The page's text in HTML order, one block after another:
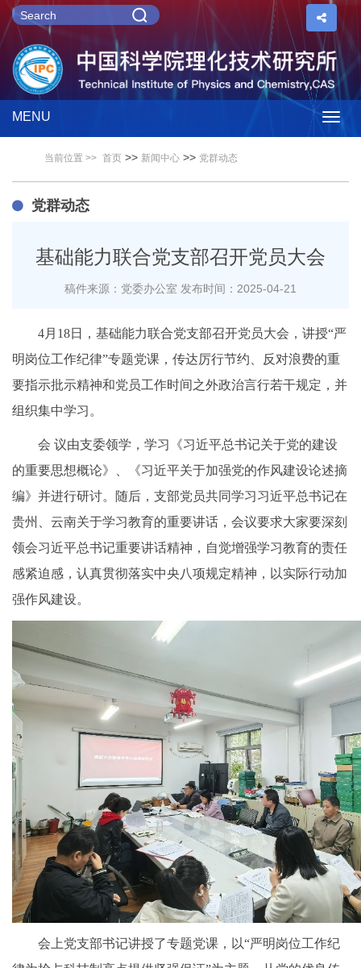
MENU
当前位置 >> 首页 >> 新闻中心 >> 党群动态
党群动态
基础能力联合党支部召开党员大会
稿件来源：党委办公室 发布时间：2025-04-21
4月18日，基础能力联合党支部召开党员大会，讲授“严
明岗位工作纪律”专题党课，传达厉行节约、反对浪费的重
要指示批示精神和党员工作时间之外政治言行若干规定，并
组织集中学习。
会 议由支委领学，学习《习近平总书记关于党的建设
的重要思想概论》、《习近平关于加强党的作风建设论述摘
编》并进行研讨。随后，支部党员共同学习习近平总书记在
贵州、云南关于学习教育的重要讲话，会议要求大家要深刻
领会习近平总书记重要讲话精神，自觉增强学习教育的责任
感紧迫感，认真贯彻落实中央八项规定精神，以实际行动加
强作风建设。
会上党支部书记讲授了专题党课，以“严明岗位工作纪